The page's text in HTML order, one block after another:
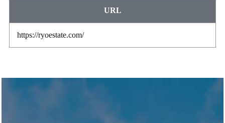
URL
https://ryoestate.com/